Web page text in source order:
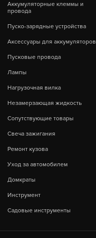
Аккумуляторные клеммы и
провода
Пуско-зарядные устройства
Аксессуары для аккумуляторов
Пусковые провода
Лампы
Нагрузочная вилка
Незамерзающая жидкость
Сопутствующие товары
Свеча зажигания
Ремонт кузова
Уход за автомобилем
Домкраты
Инструмент
Садовые инструменты